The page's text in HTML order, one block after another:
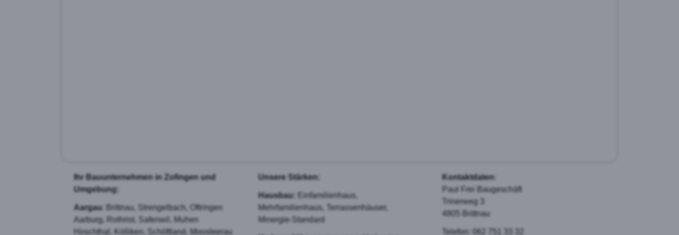
Ihr Bauunternehmen in Zofingen und
Umgebung:
Aargau : Brittnau, Strengelbach, Oftringen
Aarburg, Rothrist, Safenwil, Muhen
Hirschthal, Kölliken, Schöftland, Moosleerau
Unsere Stärken:
Hausbau:
Einfamilienhaus,
Mehrfamilienhaus, Terrassenhäuser,
Minergie-Standard
Kontaktdaten:
Paul Frei Baugeschäft
Trinerweg 3
4805 Brittnau
Telefon: 062 751 33 32